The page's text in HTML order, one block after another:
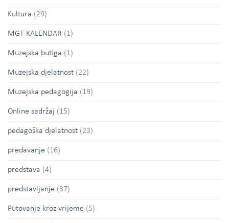
Kultura (29)
MGT KALENDAR (1)
Muzejska butiga (1)
Muzejska djelatnost (22)
Muzejska pedagogija (19)
Online sadržaj (15)
pedagoška djelatnost (23)
predavanje (16)
predstava (4)
predstavljanje (37)
Putovanje kroz vrijeme (5)